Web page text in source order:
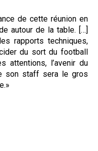
de cette réunion en
autour de la table. […]
rapports techniques,
du sort du football
attentions, l’avenir du
son staff sera le gros